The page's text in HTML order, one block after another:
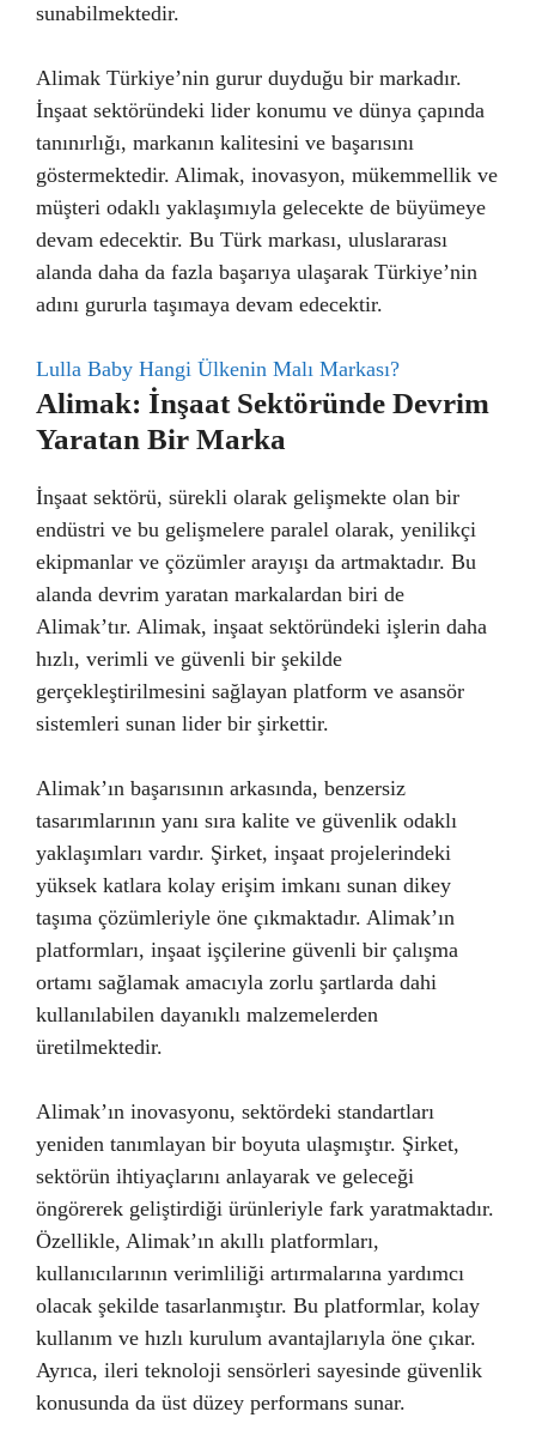
sunabilmektedir.
Alimak Türkiye’nin gurur duyduğu bir markadır.
İnşaat sektöründeki lider konumu ve dünya çapında
tanınırlığı, markanın kalitesini ve başarısını
göstermektedir. Alimak, inovasyon, mükemmellik ve
müşteri odaklı yaklaşımıyla gelecekte de büyümeye
devam edecektir. Bu Türk markası, uluslararası
alanda daha da fazla başarıya ulaşarak Türkiye’nin
adını gururla taşımaya devam edecektir.
Lulla Baby Hangi Ülkenin Malı Markası?
Alimak: İnşaat Sektöründe Devrim
Yaratan Bir Marka
İnşaat sektörü, sürekli olarak gelişmekte olan bir
endüstri ve bu gelişmelere paralel olarak, yenilikçi
ekipmanlar ve çözümler arayışı da artmaktadır. Bu
alanda devrim yaratan markalardan biri de
Alimak’tır. Alimak, inşaat sektöründeki işlerin daha
hızlı, verimli ve güvenli bir şekilde
gerçekleştirilmesini sağlayan platform ve asansör
sistemleri sunan lider bir şirkettir.
Alimak’ın başarısının arkasında, benzersiz
tasarımlarının yanı sıra kalite ve güvenlik odaklı
yaklaşımları vardır. Şirket, inşaat projelerindeki
yüksek katlara kolay erişim imkanı sunan dikey
taşıma çözümleriyle öne çıkmaktadır. Alimak’ın
platformları, inşaat işçilerine güvenli bir çalışma
ortamı sağlamak amacıyla zorlu şartlarda dahi
kullanılabilen dayanıklı malzemelerden
üretilmektedir.
Alimak’ın inovasyonu, sektördeki standartları
yeniden tanımlayan bir boyuta ulaşmıştır. Şirket,
sektörün ihtiyaçlarını anlayarak ve geleceği
öngörerek geliştirdiği ürünleriyle fark yaratmaktadır.
Özellikle, Alimak’ın akıllı platformları,
kullanıcılarının verimliliği artırmalarına yardımcı
olacak şekilde tasarlanmıştır. Bu platformlar, kolay
kullanım ve hızlı kurulum avantajlarıyla öne çıkar.
Ayrıca, ileri teknoloji sensörleri sayesinde güvenlik
konusunda da üst düzey performans sunar.